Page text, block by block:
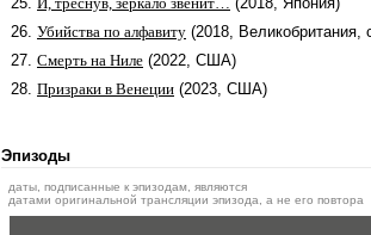
26. Убийства по алфавиту (2018, Великобритания,
27. Смерть на Ниле (2022, США)
28. Призраки в Венеции (2023, США)
Эпизоды
даты, подписанные к эпизодам, являются
датами оригинальной трансляции эпизода, а не его повтора